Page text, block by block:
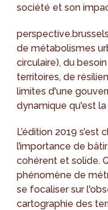
société et son
de métabolismes
circulaire), du
territoires, de
limites d'une
dynamique qu'est
L’édition 2019
l’importance de
cohérent et solide.
phénomène de
se focaliser sur
cartographie des